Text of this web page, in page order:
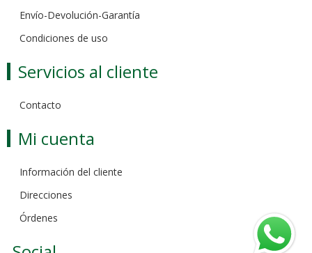
Envío-Devolución-Garantía
Condiciones de uso
Servicios al cliente
Contacto
Mi cuenta
Información del cliente
Direcciones
Órdenes